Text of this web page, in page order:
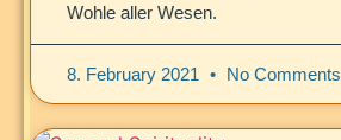
Wohle aller Wesen.
8. February 2021 No Comments